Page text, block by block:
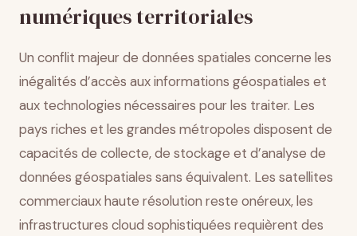
numériques territoriales
Un conflit majeur de données spatiales concerne les
inégalités d’accès aux informations géospatiales et
aux technologies nécessaires pour les traiter. Les
pays riches et les grandes métropoles disposent de
capacités de collecte, de stockage et d’analyse de
données géospatiales sans équivalent. Les satellites
commerciaux haute résolution reste onéreux, les
infrastructures cloud sophistiquées requièrent des